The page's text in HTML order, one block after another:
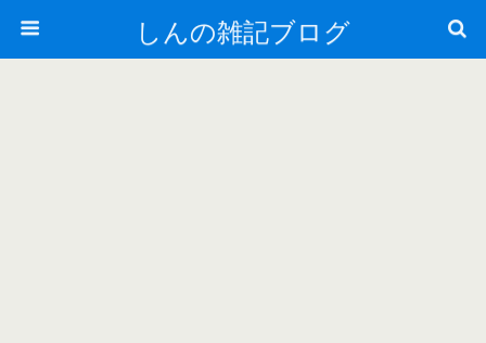
しんの雑記ブログ